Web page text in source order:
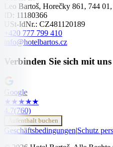
Leo Bartoš, Horečky 861, 744
ID: 11180366
USt-IdNr.: CZ481120189
+420 777 799 410
info@hotelbartos.cz
Verbinden Sie sich mit uns
Google
★ ★★★★
4.7(760)
Aufenthalt buchen
Geschäftsbedingungen|Schutz